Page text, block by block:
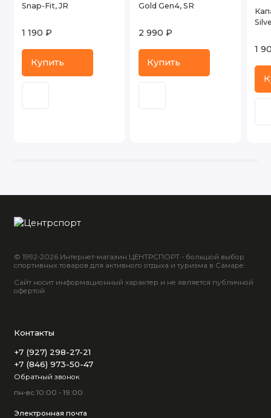
Snap-Fit, JR
1 190 ₽
Купить
Gold Gen4, SR
2 990 ₽
Купить
1
© 1992-2026 Интернет-магазин ЦЕНТРСПОРТ - большой выбор
спортивных товаров для активного отдыха и туризма в Самаре.
Сайт носит информационный характер и не является публичной
офертой
Контакты
+7 (927) 298-27-21
+7 (846) 973-50-47
Обратный звонок
пн-вс 10:00 - 19:00
Электронная почта